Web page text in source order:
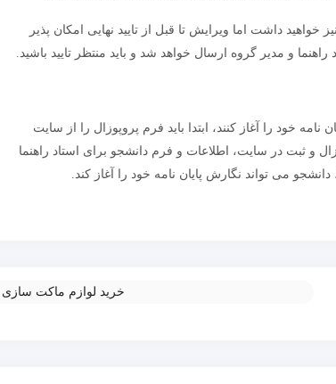
داشت اما ویرایش تا قبل از تایید نهایی امکان پذیر
و مدیر گروه ارسال خواهد شد و باید منتظر تایید باشید.
خود را آغاز کنند، ابتدا باید فرم پروپوزال را از سایت
و ثبت در سایت، اطلاعات و فرم دانشجو برای استاد راهنما
می تواند نگارش پایان نامه خود را آغاز کند.
خرید لوازم ماکت سازی